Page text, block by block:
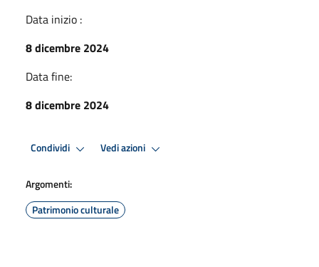
Data inizio :
8 dicembre 2024
Data fine:
8 dicembre 2024
Condividi Vedi azioni
Argomenti:
Patrimonio culturale